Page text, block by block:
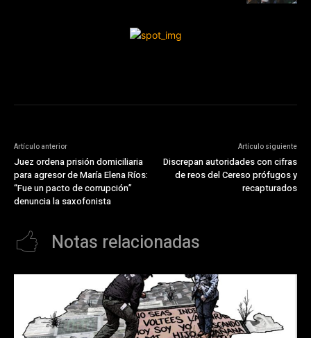
Artículo anterior
Juez ordena prisión domiciliaria
para agresor de María Elena Ríos:
“Fue un pacto de corrupción”
denuncia la saxofonista
Artículo siguiente
Discrepan autoridades con cifras
de reos del Cereso prófugos y
recapturados
Notas relacionadas